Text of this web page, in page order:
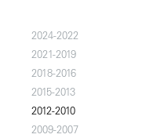
2024-2022
2021-2019
2018-2016
2015-2013
2012-2010
2009-2007